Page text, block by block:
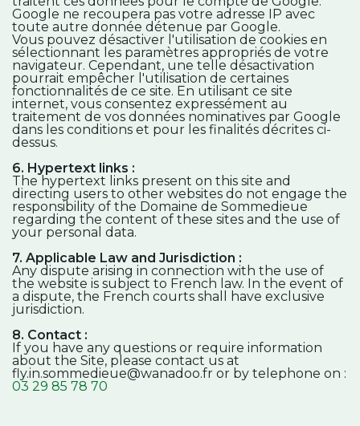
Google ne recoupera pas votre adresse IP avec
toute autre donnée détenue par Google.
Vous pouvez désactiver l'utilisation de cookies en
sélectionnant les paramètres appropriés de votre
navigateur. Cependant, une telle désactivation
pourrait empêcher l'utilisation de certaines
fonctionnalités de ce site. En utilisant ce site
internet, vous consentez expressément au
traitement de vos données nominatives par Google
dans les conditions et pour les finalités décrites ci-
dessus.
6. Hypertext links :
The hypertext links present on this site and
directing users to other websites do not engage the
responsibility of the Domaine de Sommedieue
regarding the content of these sites and the use of
your personal data.
7. Applicable Law and Jurisdiction :
Any dispute arising in connection with the use of
the website is subject to French law. In the event of
a dispute, the French courts shall have exclusive
jurisdiction.
8. Contact :
If you have any questions or require information
about the Site, please contact us at
fly.in.sommedieue@wanadoo.fr or by telephone on :
03 29 85 78 70